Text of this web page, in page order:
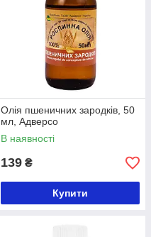
Олія пшеничних зародків, 50
мл, Адверсо
В наявності
139 ₴
Купити